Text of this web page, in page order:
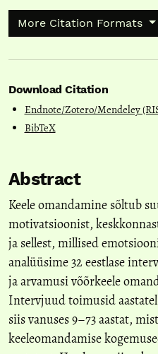
More Citation Formats
Download Citation
Endnote/Zotero/Mendeley
BibTeX
Abstract
Keele omandamine sõltub
motivatsioonist,
ja sellest, millised
analüüsime 32 eestlase
ja arvamusi võõrkeele
Intervjuud toimusid
siis vanuses 9–73 aastat,
keeleomandamise